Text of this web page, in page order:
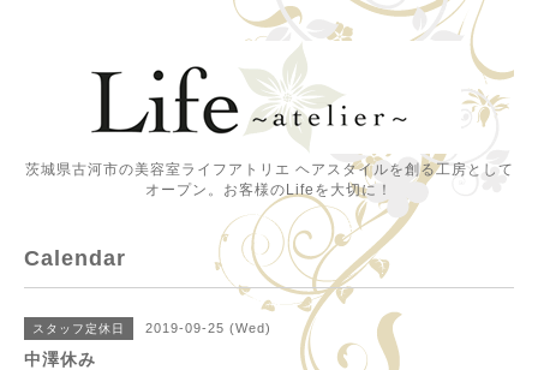
茨城県古河市の美容室ライフアトリエ ヘアスタイルを創る工房として
オープン。お客様のLifeを大切に！
Calendar
スタッフ定休日 2019-09-25 (Wed)
中澤休み